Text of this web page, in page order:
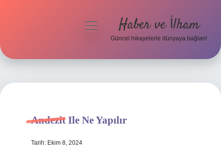
Hakkımızda
menüyü
Haber ve İlham
Güncel hikayelerle dünyaya bağlan!
Andezit Ile Ne Yapılır
Tarih: Ekim 8, 2024